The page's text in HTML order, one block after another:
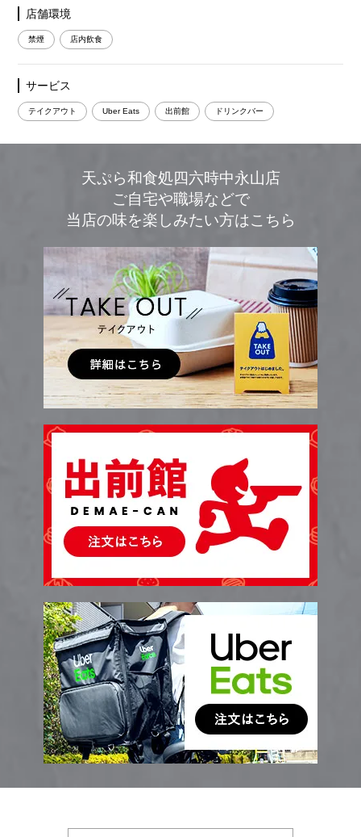
店舗環境
禁煙 店内飲食
サービス
テイクアウト Uber Eats 出前館 ドリンクバー
天ぷら和食処四六時中永山店
ご自宅や職場などで
当店の味を楽しみたい方はこちら